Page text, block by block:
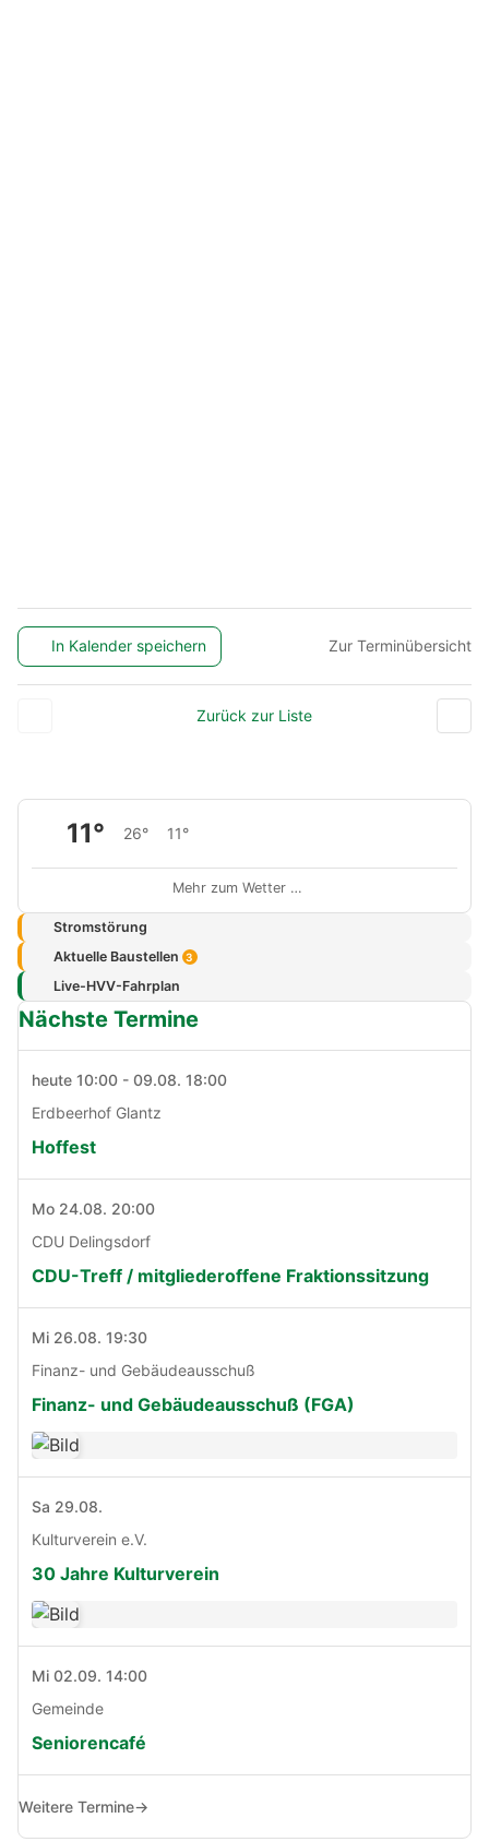
In Kalender speichern Zur Terminübersicht
Zurück zur Liste
11° 26° 11°
Mehr zum Wetter …
Stromstörung
Aktuelle Baustellen 3
Live-HVV-Fahrplan
Nächste Termine
heute 10:00 - 09.08. 18:00
Erdbeerhof Glantz
Hoffest
Mo 24.08. 20:00
CDU Delingsdorf
CDU-Treff / mitgliederoffene Fraktionssitzung
Mi 26.08. 19:30
Finanz- und Gebäudeausschuß
Finanz- und Gebäudeausschuß (FGA)
Sa 29.08.
Kulturverein e.V.
30 Jahre Kulturverein
Mi 02.09. 14:00
Gemeinde
Seniorencafé
Weitere Termine→